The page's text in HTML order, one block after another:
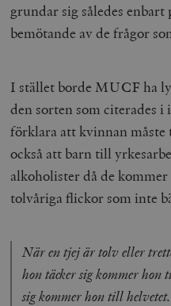
grundar sig således enbart
bemötande av de frågor
I stället borde MUCF ha
den sorten som citerades
förklara att kvinnan måste
också att barn till
alkoholister då de
tolvåriga flickor som inte
När en tjej är tolv eller
hon täcker sig kommer
sig kommer hon till